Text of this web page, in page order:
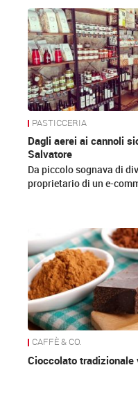
News
PASTICCERIA
Dagli aerei ai cannoli
Salvatore
Da piccolo sognava di
proprietario di un e-
CAFFÈ & CO.
Cioccolato tradizionale